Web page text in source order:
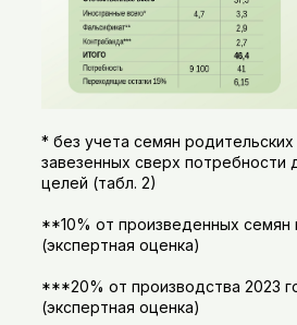
* без учета семян родительских
завезенных сверх потребности
целей (табл. 2)
**10% от произведенных семян
(экспертная оценка)
***20% от производства 2023
(экспертная оценка)